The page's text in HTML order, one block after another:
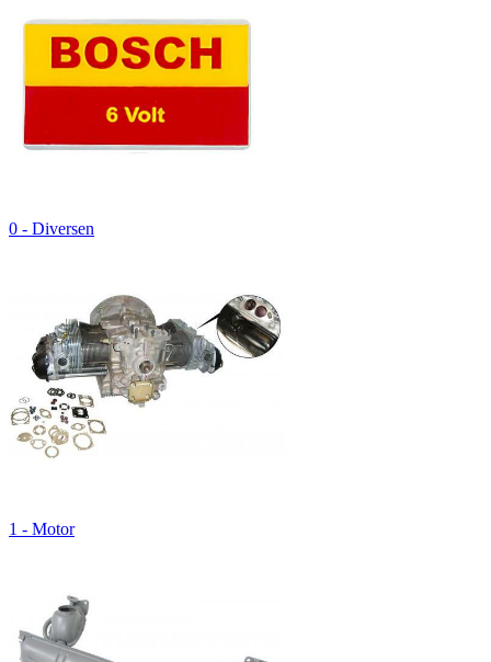
0 - Diversen
1 - Motor